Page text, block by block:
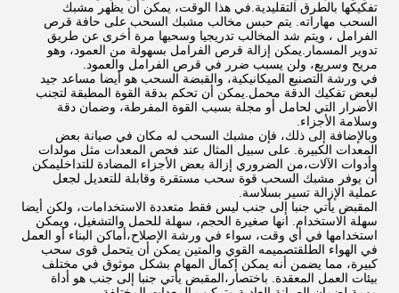
تفكيكها بالطرق التقليدية.في هذا الوقت، يمكن أن يظهر مشبك
السحب مهاراته. يتم حبس مخالب مشبك السحب على حافة قرص
الفرامل ، ويتم شد المخالب تدريجيا وسحبها مرة أخرى عن طريق
تدوير المسمار.يمكن إزالة قرص الفرامل بسهولة من العمود، وهو
مريح وسريع، ولن يسبب ضرر في قرص الفرامل والعمود.
في ورشة التصنيع الميكانيكية، والقبضة السحب هو أيضا مساعد جيد
لبعض تفكيك الدقة محمل.يمكن أن تحكم بدقة القوة المطبقة لتجنب
الأضرار التي لحامل أو مجلة بسبب القوة المفرطة، وضمان دقة
وسلامة الأجزاء.
وبالإضافة إلى ذلك، فإن مشبك السحب له مكان في صيانة بعض
المعدات الكبيرة. على سبيل المثال عند فحص المعدات مثل مولدات
وأدوات الآلات،من الضروري إزالة بعض الأجزاء المضادة للتداخليمكن
أن يوفر مشبك السحب قوة سحب مستقرة وقابلة للتعديل لجعل
عملية الإزالة تسير بسلاسة.
المقبض يأتي جنبا إلى جنب ليس فقط متعددة الاستخدامات، ولكن أيضا
سهلة الاستخدام. انها صغيرة الحجم، سهلة للحمل والتشغيل، ويمكن
استخدامها في أي وقت، سواء في ورشة الإصلاح،أماكن البناء أو العمل
في الهواء الطلقتصميمه القوي والمتين يمكن أن يتحمل قوى سحب
كبيرة، مما يضمن أنه يمكن إكمال المهام بشكل موثوق في مختلف
بيئات العمل المعقدة. باختصار،المقبض يأتي جنبا إلى جنب هو أداة